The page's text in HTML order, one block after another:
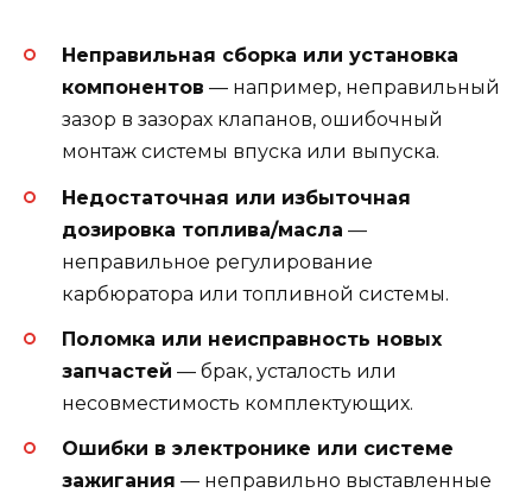
Неправильная сборка или установка
компонентов — например, неправильный
зазор в зазорах клапанов, ошибочный
монтаж системы впуска или выпуска.
Недостаточная или избыточная
дозировка топлива/масла —
неправильное регулирование
карбюратора или топливной системы.
Поломка или неисправность новых
запчастей — брак, усталость или
несовместимость комплектующих.
Ошибки в электронике или системе
зажигания — неправильно выставленные